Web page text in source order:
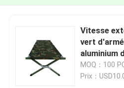
Vitesse
vert
aluminium
berceau
MOQ：100
Prix：